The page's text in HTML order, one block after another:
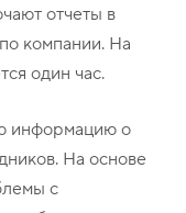
отчеты в
компании. На
один час.
информацию о
На основе
с